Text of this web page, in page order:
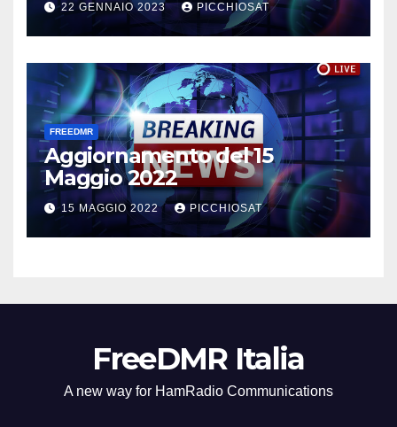
22 GENNAIO 2023 PICCHIOSAT
FREEDMR
Aggiornamento del 15
Maggio 2022
15 MAGGIO 2022 PICCHIOSAT
FreeDMR Italia
A new way for HamRadio Communications